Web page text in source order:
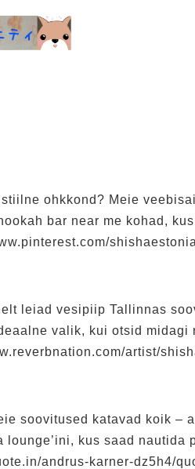
ohkkond? Meie
bar near me kohad,
shishaestonia
leiad vesipiip Tallinnas
valik, kui otsid midagi
artist/
soovitused katavad koik –
kus saad nautida
andrus-karner-dz5h4/